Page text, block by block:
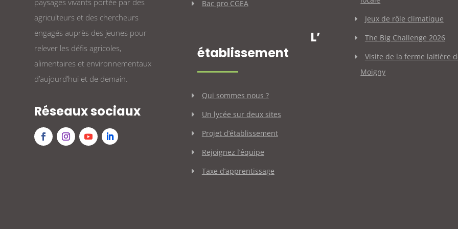
agriculteurs et des chercheurs
engagés auprès des jeunes pour
relever les défis agricoles,
alimentaires et environnementaux
d’aujourd’hui et de demain.
Réseaux sociaux
Bac pro CGEA
L’
établissement
Qui sommes nous ?
Un lycée sur deux sites
Projet d’établissement
Rejoignez l’équipe
Taxe d’apprentissage
Jeux de rôle climatique
The Big Challenge 2026
Visite de la ferme laitière
Moigny